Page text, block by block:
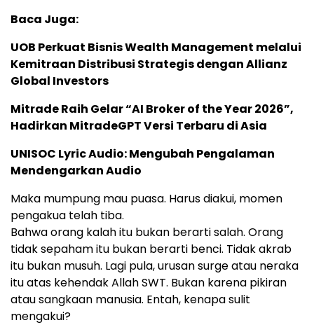
Baca Juga:
UOB Perkuat Bisnis Wealth Management melalui
Kemitraan Distribusi Strategis dengan Allianz
Global Investors
Mitrade Raih Gelar “AI Broker of the Year 2026”,
Hadirkan MitradeGPT Versi Terbaru di Asia
UNISOC Lyric Audio: Mengubah Pengalaman
Mendengarkan Audio
Maka mumpung mau puasa. Harus diakui, momen
pengakua telah tiba.
Bahwa orang kalah itu bukan berarti salah. Orang
tidak sepaham itu bukan berarti benci. Tidak akrab
itu bukan musuh. Lagi pula, urusan surge atau neraka
itu atas kehendak Allah SWT. Bukan karena pikiran
atau sangkaan manusia. Entah, kenapa sulit
mengakui?